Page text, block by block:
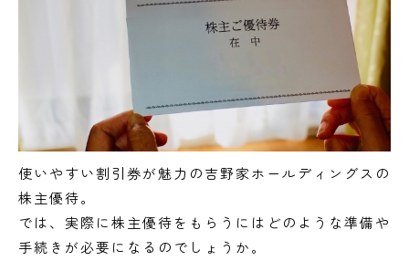
使いやすい割引券が魅力の吉野家ホールディングスの
株主優待。
では、実際に株主優待をもらうにはどのような準備や
手続きが必要になるのでしょうか。